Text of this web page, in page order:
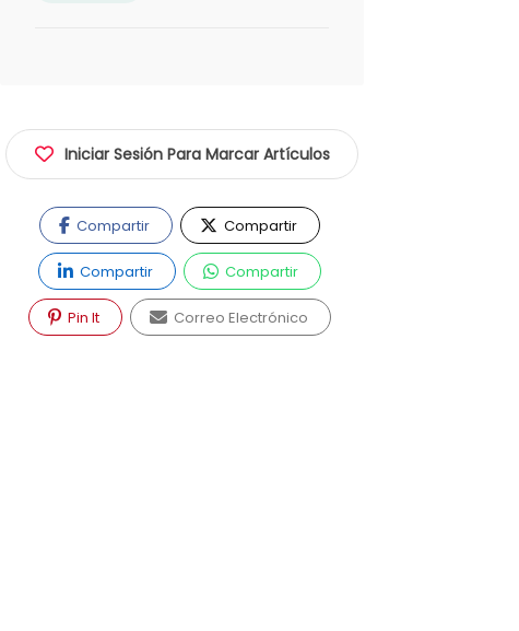
Iniciar Sesión Para Marcar Artículos
Compartir Compartir
Compartir Compartir
Pin It Correo Electrónico